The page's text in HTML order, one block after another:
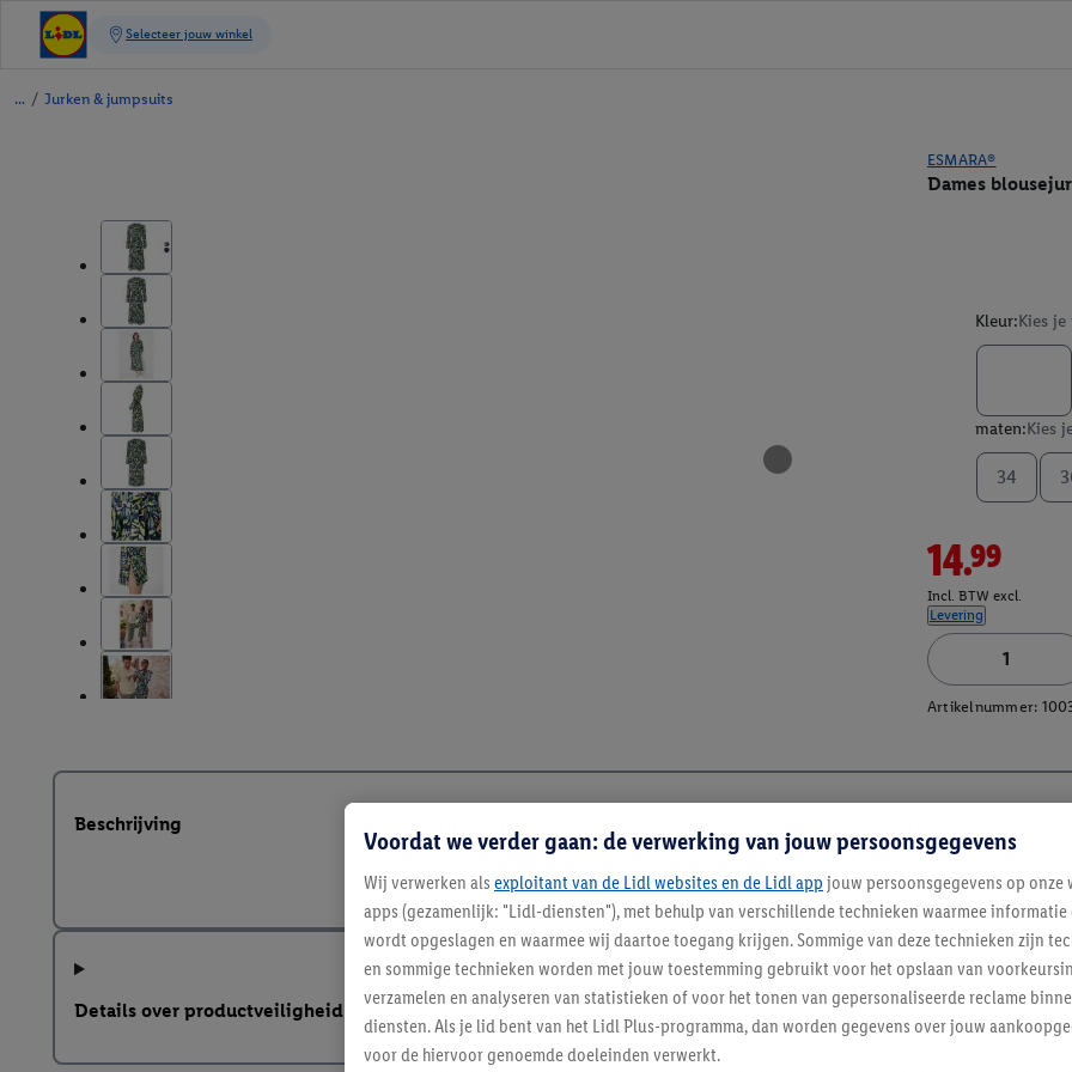
/ Jurken & jumpsuits
ESMARA®
Dames
Kleur:Kies
maten:Kies
34
14.99
Incl. BTW excl.
Levering
Artikelnummer:
Beschrijving
Details over productveiligheid
Voordat we verder gaan: de verwerking van jouw persoonsgegevens
Wij verwerken als exploitant van de Lidl websites en de Lidl app jouw persoonsgegevens op onze
apps (gezamenlijk: "Lidl-diensten"), met behulp van verschillende technieken waarmee
wordt opgeslagen en waarmee wij daartoe toegang krijgen. Sommige van deze technieken zijn
en sommige technieken worden met jouw toestemming gebruikt voor het opslaan van
verzamelen en analyseren van statistieken of voor het tonen van gepersonaliseerde reclame
diensten. Als je lid bent van het Lidl Plus-programma, dan worden gegevens over jouw
voor de hiervoor genoemde doeleinden verwerkt.